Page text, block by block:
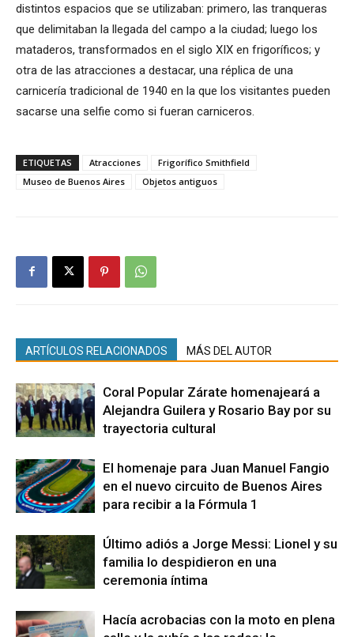
distintos espacios que se utilizaban: primero, las tranqueras
que delimitaban la llegada del campo a la ciudad; luego los
mataderos, transformados en el siglo XIX en frigoríficos; y
otra de las atracciones a destacar, una réplica de una
carnicería tradicional de 1940 en la que los visitantes pueden
sacarse una selfie como si fueran carniceros.
ETIQUETAS Atracciones
Frigorífico Smithfield
Museo de Buenos Aires
Objetos antiguos
ARTÍCULOS RELACIONADOS MÁS DEL AUTOR
Coral Popular Zárate homenajeará a
Alejandra Guilera y Rosario Bay por su
trayectoria cultural
El homenaje para Juan Manuel Fangio
en el nuevo circuito de Buenos Aires
para recibir a la Fórmula 1
Último adiós a Jorge Messi: Lionel y su
familia lo despidieron en una
ceremonia íntima
Hacía acrobacias con la moto en plena